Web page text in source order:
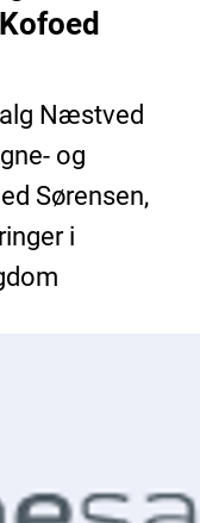
Næstved
og
Sørensen,
i